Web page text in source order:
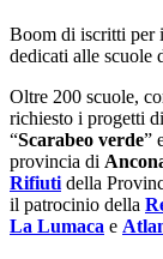
Boom di iscritti per
dedicati alle scuole
Oltre 200 scuole,
richiesto i progetti
“Scarabeo verde”
provincia di
Rifiuti della
il patrocinio della
La Lumaca e